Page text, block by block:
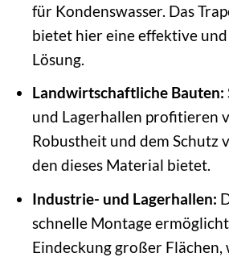
für Kondenswasser. Das
bietet hier eine effektive
Lösung.
Landwirtschaftliche Bauten:
und Lagerhallen profitieren
Robustheit und dem Schutz
den dieses Material bietet.
Industrie- und Lagerhallen:
schnelle Montage
Eindeckung großer Flächen,